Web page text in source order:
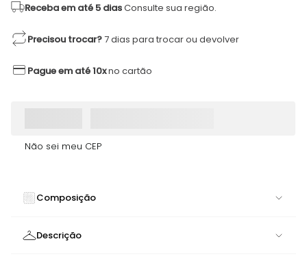
Receba em até 5 diasConsulte sua região.
Precisou trocar?7 dias para trocar ou devolver
Pague em até 10xno cartão
Não sei meu CEP
Composição
Descrição